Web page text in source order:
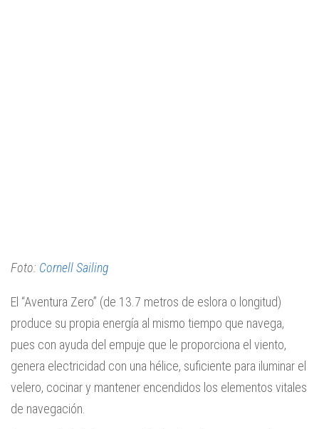
Foto: Cornell Sailing
El “Aventura Zero” (de 13.7 metros de eslora o longitud)
produce su propia energía al mismo tiempo que navega,
pues con ayuda del empuje que le proporciona el viento,
genera electricidad con una hélice, suficiente para iluminar el
velero, cocinar y mantener encendidos los elementos vitales
de navegación.